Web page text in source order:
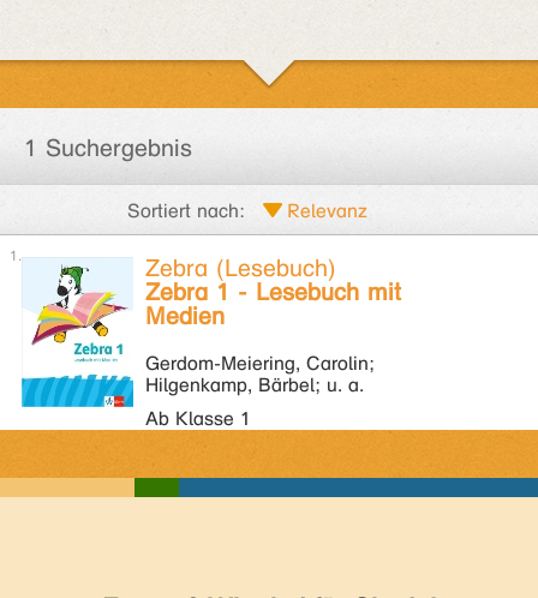
1 Suchergebnis
Sortiert nach:
Zebra (Lesebuch)
Zebra 1 - Lesebuch mit
Medien
Gerdom-Meiering, Carolin;
Hilgenkamp, Bärbel; u. a.
Ab Klasse 1